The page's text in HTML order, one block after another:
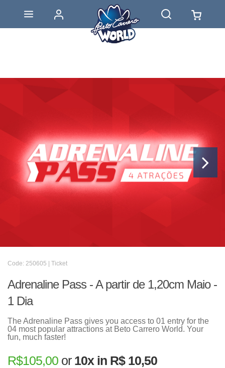
Code: 250605 | Ticket
Adrenaline Pass - A partir de 1,20cm Maio -
1 Dia
The Adrenaline Pass gives you access to 01 entry for the
04 most popular attractions at Beto Carrero World. Your
fun, much faster!
R$105,00 or 10x in R$ 10,50